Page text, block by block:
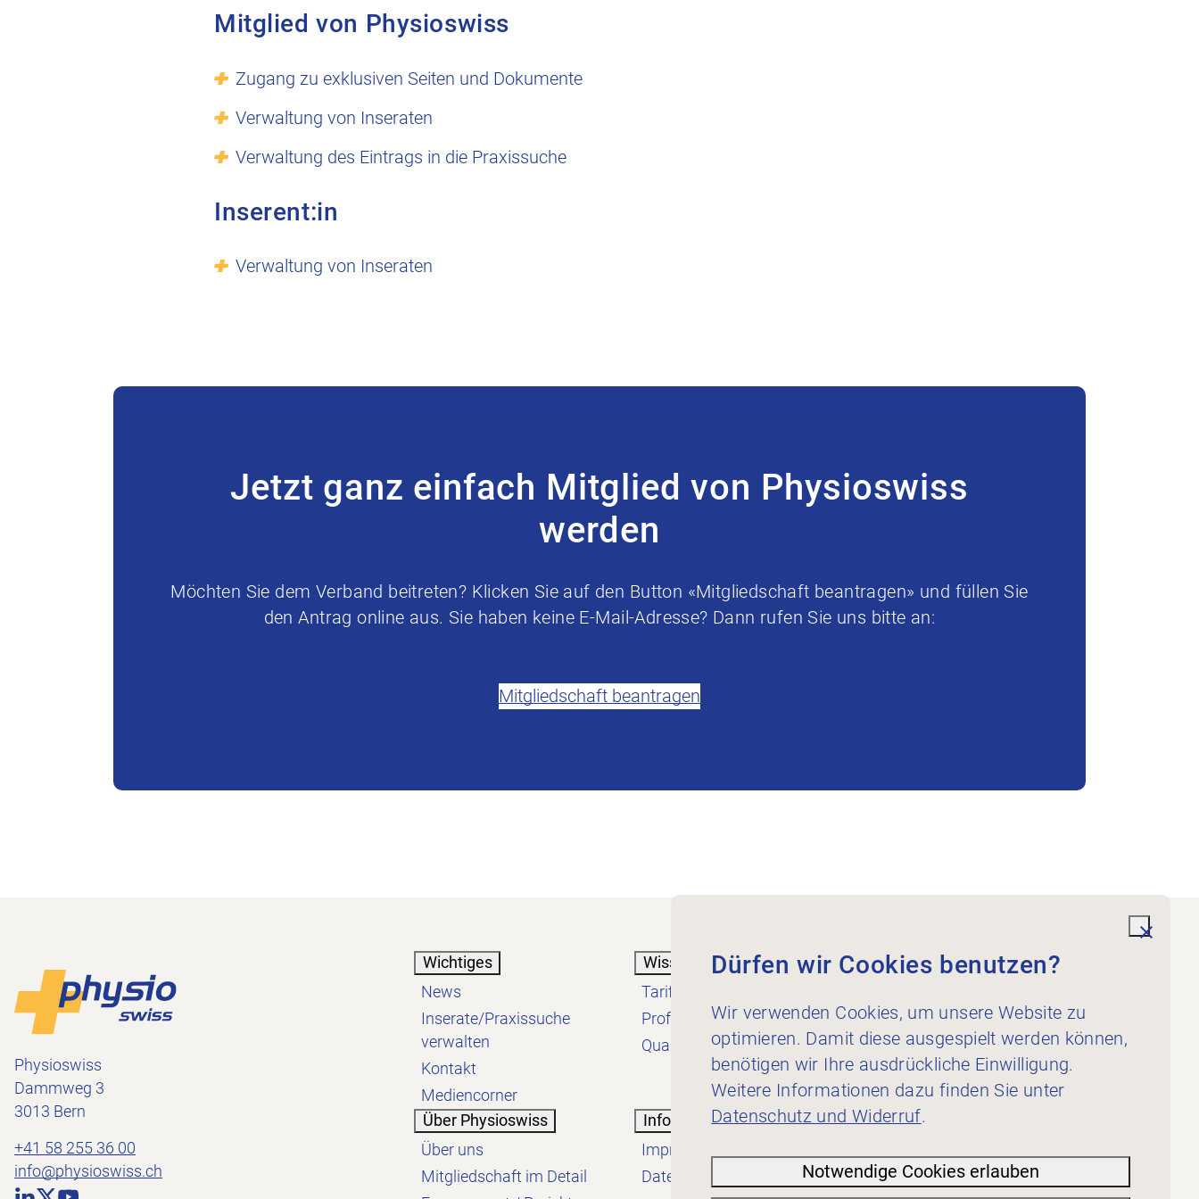
Mitglied von Physioswiss
Zugang zu exklusiven Seiten und Dokumente
Verwaltung von Inseraten
Verwaltung des Eintrags in die Praxissuche
Inserent:in
Verwaltung von Inseraten
Jetzt ganz einfach Mitglied von Physioswiss
werden
Möchten Sie dem Verband beitreten? Klicken Sie auf den Button «Mitgliedschaft beantragen» und füllen Sie
den Antrag online aus. Sie haben keine E-Mail-Adresse? Dann rufen Sie uns bitte an:
Mitgliedschaft beantragen
Footer
Physioswiss
Dammweg 3
3013 Bern
+41 58 255 36 00
info@physioswiss.ch
Wichtiges
News
Inserate/Praxissuche
verwalten
Kontakt
Mediencorner
Wissen
Tarif
Profession
Qualität
Dienstleistungen
Für Inserent:innen
Über Physioswiss
Über uns
Mitgliedschaft im Detail
Informatives
Impressum
Datenschutzerklärung
Dürfen wir Cookies benutzen?
Wir verwenden Cookies, um unsere Website zu
optimieren. Damit diese ausgespielt werden können,
benötigen wir Ihre ausdrückliche Einwilligung.
Weitere Informationen dazu finden Sie unter
Datenschutz und Widerruf.
Notwendige Cookies erlauben